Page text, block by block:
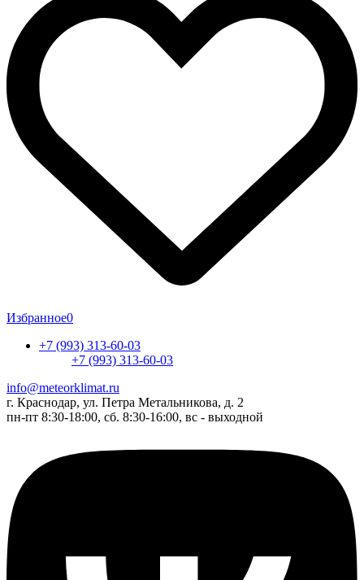
Избранное0
+7 (993) 313-60-03
+7 (993) 313-60-03
info@meteorklimat.ru
г. Краснодар, ул. Петра Метальникова, д. 2
пн-пт 8:30-18:00, сб. 8:30-16:00, вс - выходной